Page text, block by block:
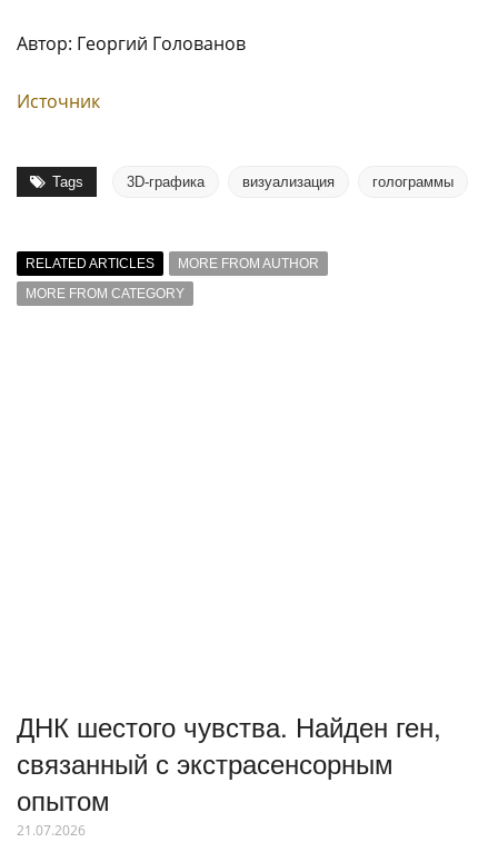
Автор: Георгий Голованов
Источник
Tags 3D-графика визуализация голограммы
RELATED ARTICLES
MORE FROM AUTHOR
MORE FROM CATEGORY
ДНК шестого чувства. Найден ген,
связанный с экстрасенсорным
опытом
21.07.2026